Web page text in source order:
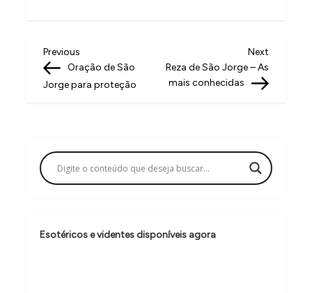
N
a
g
a
ç
o
Previous
Post
Previous
Oração de São
Jorge para proteção
Next
Post
Next
Reza de São Jorge – As
mais conhecidas
Esotéricos e videntes disponíveis agora